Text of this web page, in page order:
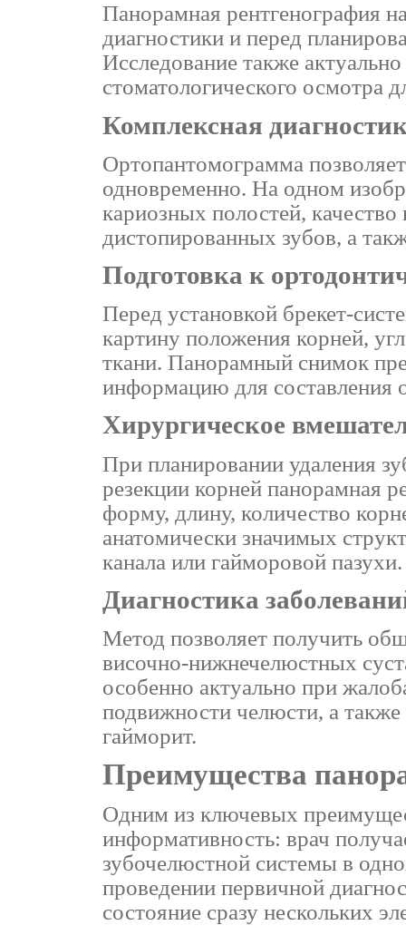
Панорамная рентгенография
диагностики и перед
Исследование также
стоматологического осмотра
Комплексная
Ортопантомограмма
одновременно. На одном
кариозных полостей,
дистопированных зубов, а
Подготовка к
Перед установкой брекет-
картину положения корней,
ткани. Панорамный снимок
информацию для составления
Хирургическое
При планировании удаления
резекции корней панорамная
форму, длину, количество
анатомически значимых
канала или гайморовой пазухи.
Диагностика
Метод позволяет получить
височно-нижнечелюстных
особенно актуально при
подвижности челюсти, а
гайморит.
Преимущества
Одним из ключевых
информативность: врач
зубочелюстной системы в
проведении первичной
состояние сразу нескольких